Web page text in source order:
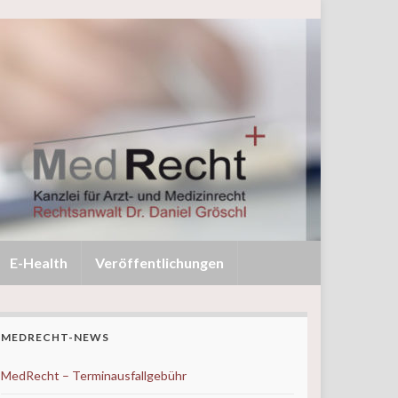
E-Health Veröffentlichungen
MEDRECHT-NEWS
MedRecht – Terminausfallgebühr